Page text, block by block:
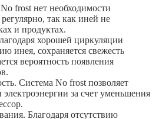
frost нет необходимости
так как иней не
и продуктах.
хорошей циркуляции
инея, сохраняется свежесть
вероятность появления
Система No frost позволяет
за счет уменьшения
Благодаря отсутствию